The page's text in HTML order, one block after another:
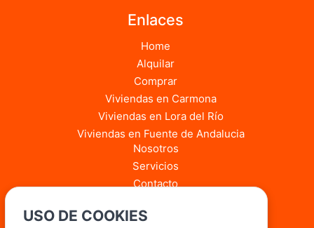
Enlaces
Home
Alquilar
Comprar
Viviendas en Carmona
Viviendas en Lora del Río
Viviendas en Fuente de Andalucia
Nosotros
Servicios
Contacto
Quiero vender
USO DE COOKIES